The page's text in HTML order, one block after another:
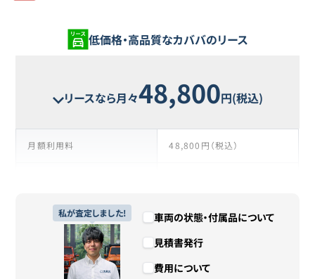
低価格・高品質なカババのリース
リースなら月々48,800円(税込)
月額利用料 48,800円（税込）
リース期間 9年
支払総額 5,270,400円（税込）
私が査定しました!
車両の状態・付属品について
見積書発行
費用について